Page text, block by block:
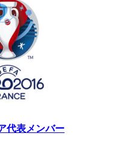
代表メンバー